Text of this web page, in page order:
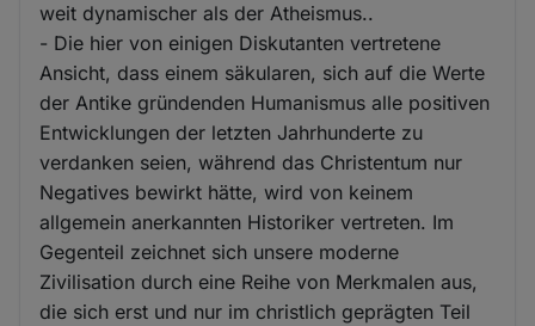
weit dynamischer als der Atheismus..
- Die hier von einigen Diskutanten vertretene
Ansicht, dass einem säkularen, sich auf die Werte
der Antike gründenden Humanismus alle positiven
Entwicklungen der letzten Jahrhunderte zu
verdanken seien, während das Christentum nur
Negatives bewirkt hätte, wird von keinem
allgemein anerkannten Historiker vertreten. Im
Gegenteil zeichnet sich unsere moderne
Zivilisation durch eine Reihe von Merkmalen aus,
die sich erst und nur im christlich geprägten Teil